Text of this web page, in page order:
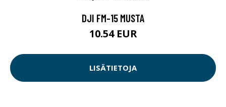
DJI FM-15 MUSTA
10.54 EUR
LISÄTIETOJA